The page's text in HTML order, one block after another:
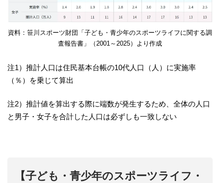
資料：笹川スポーツ財団「子ども・青少年のスポーツライフに関する調
査報告書」（2001～2025）より作成
注1）推計人口は住民基本台帳の10代人口（人）に実施率
（％）を乗じて算出
注2）推計値を算出する際に端数が発生するため、全体の人口
と男子・女子を合計した人口は必ずしも一致しない
【子ども・青少年のスポーツライフ・